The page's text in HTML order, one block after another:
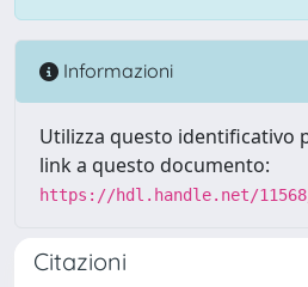
Informazioni
Utilizza questo identificativo
link a questo documento:
https://hdl.handle.net/
Citazioni